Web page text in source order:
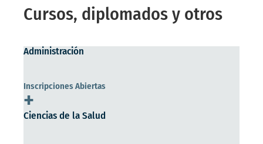
Cursos, diplomados y otros
Administración
Inscripciones Abiertas
+
Ciencias de la Salud